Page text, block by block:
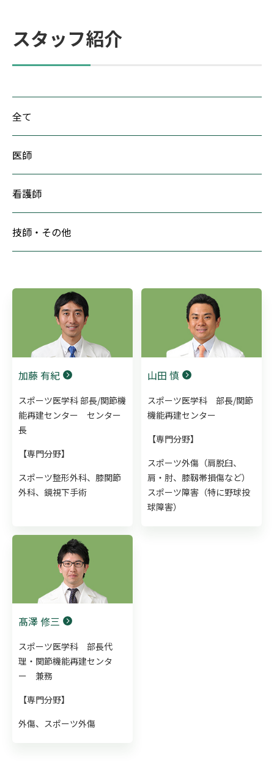
スタッフ紹介
全て
医師
看護師
技師・その他
加藤 有紀
スポーツ医学科 部長/関節機
能再建センター センター
長
【専門分野】
スポーツ整形外科、膝関節
外科、鏡視下手術
山田 慎
スポーツ医学科 部長/関節
機能再建センター
【専門分野】
スポーツ外傷（肩脱臼、
肩・肘、膝靱帯損傷など）
スポーツ障害（特に野球投
球障害）
髙澤 修三
スポーツ医学科 部長代
理・関節機能再建センタ
ー 兼務
【専門分野】
外傷、スポーツ外傷